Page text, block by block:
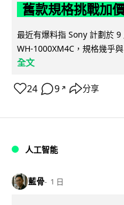
舊款規格挑戰加
最近有爆料指 Sony 計劃於
WH-1000XM4C，規格幾乎
全文
24 9 ↗ 分享
人工智能
藍骨 1 日